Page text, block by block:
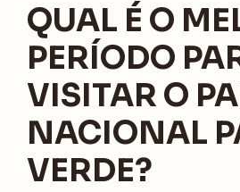
QUAL É O
PERÍODO
VISITAR O
NACIONAL
VERDE?